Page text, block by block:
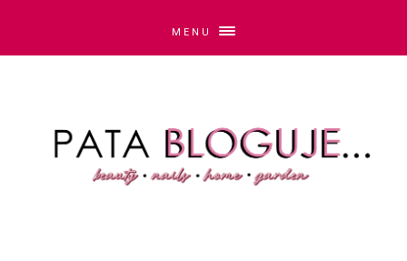
MENU